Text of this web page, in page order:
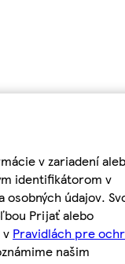
v zariadení
identifikátorom v
údajov.
Prijať alebo
Pravidlách pre
našim